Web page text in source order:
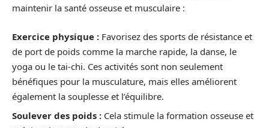
maintenir la santé osseuse et musculaire :
Exercice physique : Favorisez des sports de résistance et
de port de poids comme la marche rapide, la danse, le
yoga ou le tai-chi. Ces activités sont non seulement
bénéfiques pour la musculature, mais elles améliorent
également la souplesse et l’équilibre.
Soulever des poids : Cela stimule la formation osseuse et